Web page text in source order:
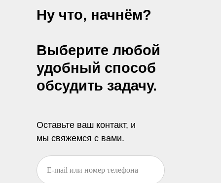
Ну что, начнём?
Выберите любой
удобный способ
обсудить задачу.
Оставьте ваш контакт, и
мы свяжемся с вами.